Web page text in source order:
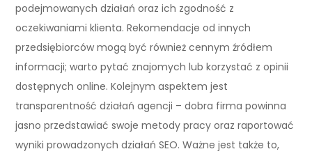
podejmowanych działań oraz ich zgodność z
oczekiwaniami klienta. Rekomendacje od innych
przedsiębiorców mogą być również cennym źródłem
informacji; warto pytać znajomych lub korzystać z opinii
dostępnych online. Kolejnym aspektem jest
transparentność działań agencji – dobra firma powinna
jasno przedstawiać swoje metody pracy oraz raportować
wyniki prowadzonych działań SEO. Ważne jest także to,